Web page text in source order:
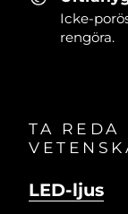
Icke-
rengöra.
TA REDA
LED-ljus